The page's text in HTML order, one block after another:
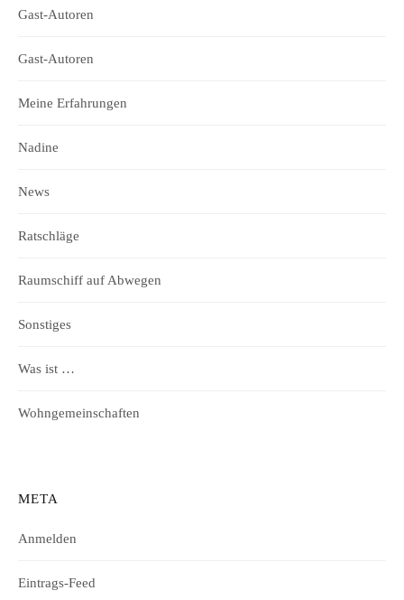
Gast-Autoren
Gast-Autoren
Meine Erfahrungen
Nadine
News
Ratschläge
Raumschiff auf Abwegen
Sonstiges
Was ist …
Wohngemeinschaften
META
Anmelden
Eintrags-Feed